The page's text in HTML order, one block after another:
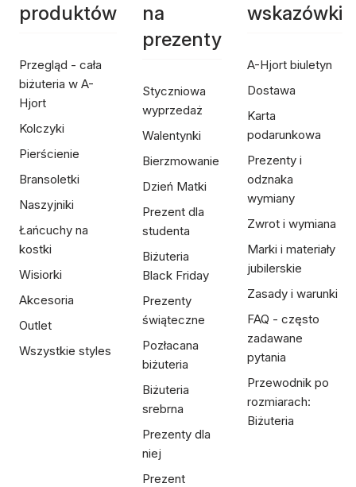
produktów
Przegląd - cała
biżuteria w A-
Hjort
Kolczyki
Pierścienie
Bransoletki
Naszyjniki
Łańcuchy na
kostki
Wisiorki
Akcesoria
Outlet
Wszystkie styles
na
prezenty
Styczniowa
wyprzedaż
Walentynki
Bierzmowanie
Dzień Matki
Prezent dla
studenta
Biżuteria
Black Friday
Prezenty
świąteczne
Pozłacana
biżuteria
Biżuteria
srebrna
Prezenty dla
niej
Prezent
wskazówki
A-Hjort biuletyn
Dostawa
Karta
podarunkowa
Prezenty i
odznaka
wymiany
Zwrot i wymiana
Marki i materiały
jubilerskie
Zasady i warunki
FAQ - często
zadawane
pytania
Przewodnik po
rozmiarach:
Biżuteria